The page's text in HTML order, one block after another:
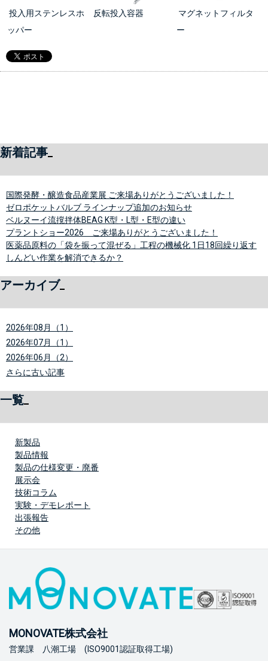
投入用ステンレスホ
ッパー
反転投入容器
マグネットフィルタ
ー
新着記事
国際発酵・醸造食品産業展 ご来場ありがとうございました！
ゼロポケットバルブ ラインナップ追加のお知らせ
ベルヌーイ流撹拌体BEAG K型・L型・E型の違い
プラントショー2026 ご来場ありがとうございました！
医薬品原料の「袋を振って混ぜる」工程の機械化 1日18回繰り返す
しんどい作業を解消できるか？
アーカイブ
2026年08月（1）
2026年07月（1）
2026年06月（2）
さらに古い記事
一覧
新製品
製品情報
製品の仕様変更・廃番
展示会
技術コラム
実験・デモレポート
出張報告
その他
MONOVATE株式会社
営業課 八潮工場 (ISO9001認証取得工場)